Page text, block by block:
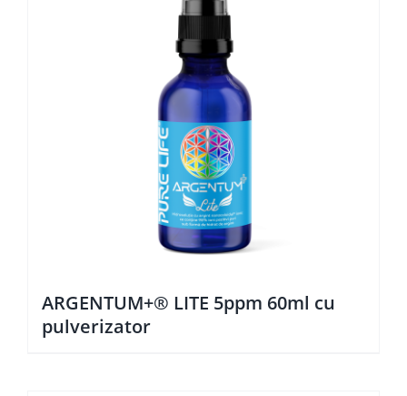
ARGENTUM+® LITE 5ppm 60ml cu
pulverizator